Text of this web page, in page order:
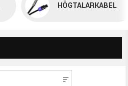
HÖGTALARKABEL